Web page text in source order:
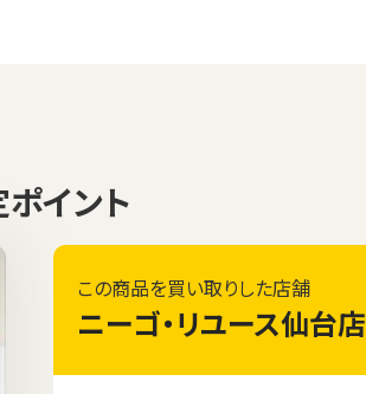
イント
この商品を買い取りした店舗
ニーゴ・リユース仙台店